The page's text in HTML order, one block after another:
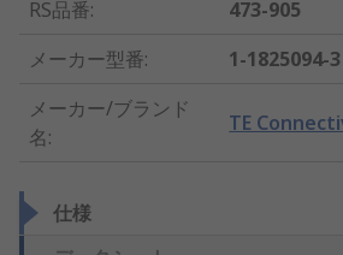
RS品番:
473-905
メーカー型番:
1-1825094-3
メーカー/ブランド
名:
TE
仕様